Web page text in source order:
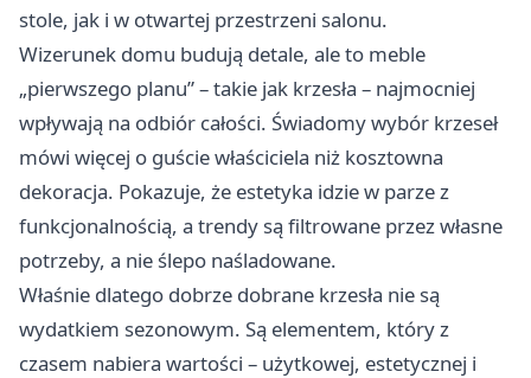
stole, jak i w otwartej przestrzeni salonu.
Wizerunek domu budują detale, ale to meble
„pierwszego planu” – takie jak krzesła – najmocniej
wpływają na odbiór całości. Świadomy wybór krzeseł
mówi więcej o guście właściciela niż kosztowna
dekoracja. Pokazuje, że estetyka idzie w parze z
funkcjonalnością, a trendy są filtrowane przez własne
potrzeby, a nie ślepo naśladowane.
Właśnie dlatego dobrze dobrane krzesła nie są
wydatkiem sezonowym. Są elementem, który z
czasem nabiera wartości – użytkowej, estetycznej i